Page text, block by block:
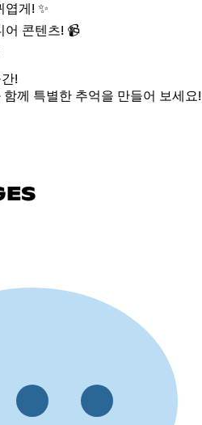
엽게! ✨
어 콘텐츠! 📹
!
께 특별한 추억을 만들어 보세요!